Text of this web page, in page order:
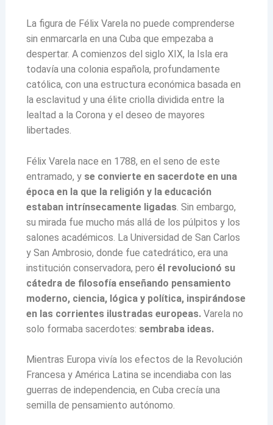
La figura de Félix Varela no puede comprenderse
sin enmarcarla en una Cuba que empezaba a
despertar. A comienzos del siglo XIX, la Isla era
todavía una colonia española, profundamente
católica, con una estructura económica basada en
la esclavitud y una élite criolla dividida entre la
lealtad a la Corona y el deseo de mayores
libertades.
Félix Varela nace en 1788, en el seno de este
entramado, y se convierte en sacerdote en una
época en la que la religión y la educación
estaban intrínsecamente ligadas. Sin embargo,
su mirada fue mucho más allá de los púlpitos y los
salones académicos. La Universidad de San Carlos
y San Ambrosio, donde fue catedrático, era una
institución conservadora, pero él revolucionó su
cátedra de filosofía enseñando pensamiento
moderno, ciencia, lógica y política, inspirándose
en las corrientes ilustradas europeas.Varela no
solo formaba sacerdotes: sembraba ideas.
Mientras Europa vivía los efectos de la Revolución
Francesa y América Latina se incendiaba con las
guerras de independencia, en Cuba crecía una
semilla de pensamiento autónomo.